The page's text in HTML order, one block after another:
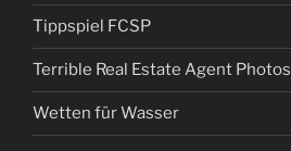
Tippspiel FCSP
Terrible Real Estate Agent Photos
Wetten für Wasser